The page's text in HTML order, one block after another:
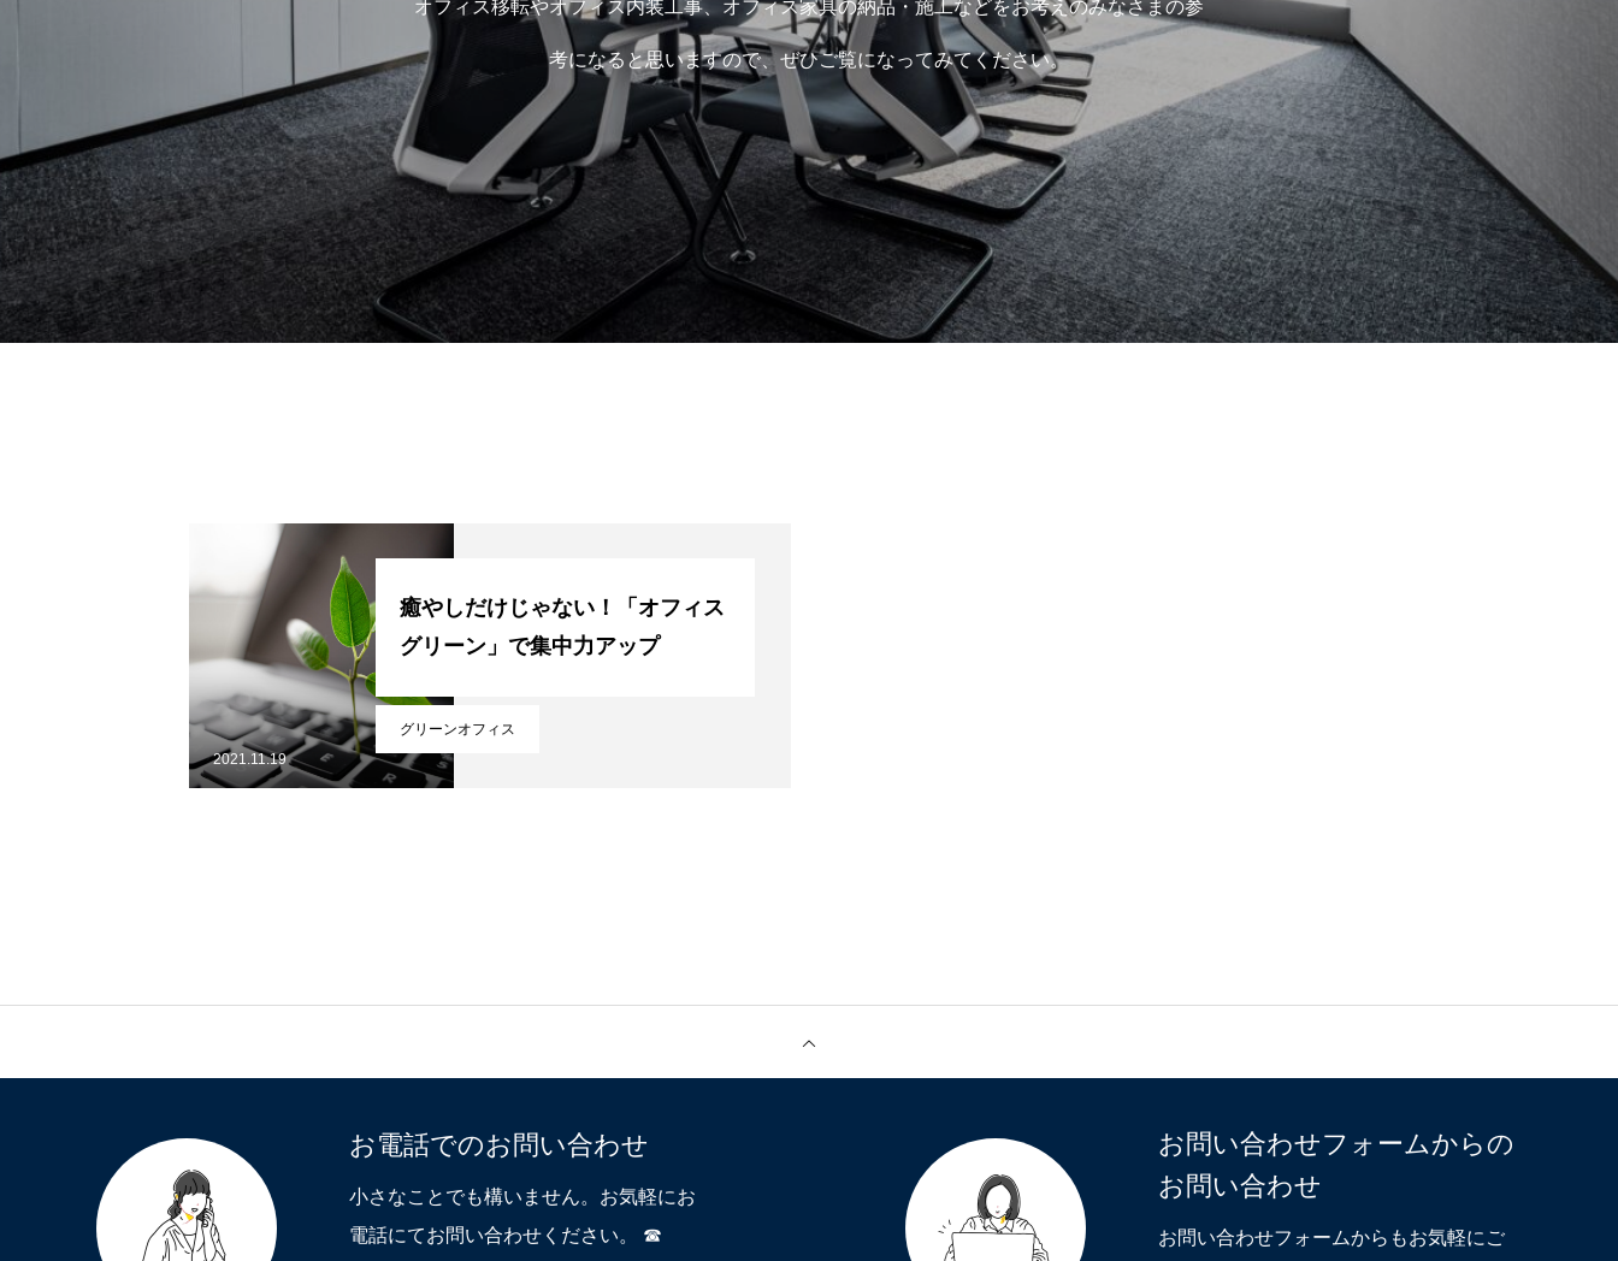
ホーム
施工事例
オフィスづくりブログ
営業スタッフ紹介
オフィス移転やオフィス内装工事、オフィス家具の納品・施工などをお考えのみなさまの参
考になると思いますので、ぜひご覧になってみてください。
グリーンオフィス
癒やしだけじゃない！「オフィス
グリーン」で集中力アップ
2021.11.19
お電話でのお問い合わせ
小さなことでも構いません。お気軽にお
電話にてお問い合わせください。 ☎
お問い合わせフォームからの
お問い合わせ
お問い合わせフォームからもお気軽にご